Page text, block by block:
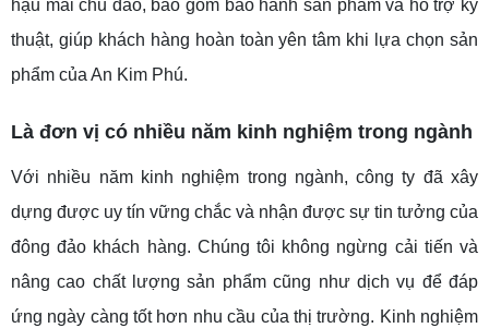
hậu mãi chu đáo, bao gồm bảo hành sản phẩm và hỗ trợ kỹ
thuật, giúp khách hàng hoàn toàn yên tâm khi lựa chọn sản
phẩm của An Kim Phú.
Là đơn vị có nhiều năm kinh nghiệm trong ngành
Với nhiều năm kinh nghiệm trong ngành, công ty đã xây
dựng được uy tín vững chắc và nhận được sự tin tưởng của
đông đảo khách hàng. Chúng tôi không ngừng cải tiến và
nâng cao chất lượng sản phẩm cũng như dịch vụ để đáp
ứng ngày càng tốt hơn nhu cầu của thị trường. Kinh nghiệm